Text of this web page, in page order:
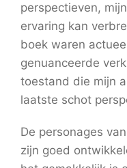
perspectieven,
ervaring kan
boek waren
genuanceerde
toestand die mijn
laatste schot
De personages
zijn goed